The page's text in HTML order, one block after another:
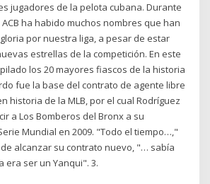
jugadores de la pelota cubana. Durante
ha habido muchos nombres que han
por nuestra liga, a pesar de estar
estrellas de la competición. En este
los 20 mayores fiascos de la historia
fue la base del contrato de agente libre
historia de la MLB, por el cual Rodríguez
a Los Bomberos del Bronx a su
Mundial en 2009. "Todo el tiempo…,"
alcanzar su contrato nuevo, "… sabía
era ser un Yanqui". 3.